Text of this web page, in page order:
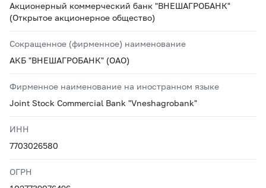
Акционерный коммерческий банк "ВНЕШАГРОБАНК"
(Открытое акционерное общество)
Сокращенное (фирменное) наименование
АКБ "ВНЕШАГРОБАНК" (ОАО)
Фирменное наименование на иностранном языке
Joint Stock Commercial Bank "Vneshagrobank"
ИНН
7703026580
ОГРН